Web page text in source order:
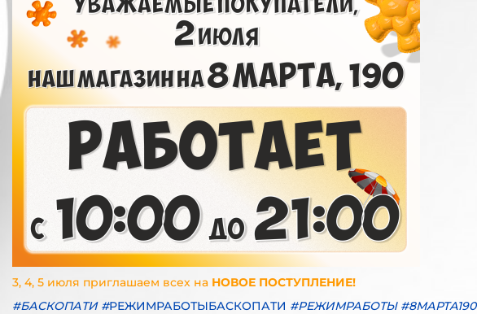
3, 4, 5 июля приглашаем всех на НОВОЕ ПОСТУПЛЕНИЕ!
#БАСКОПАТИ #РЕЖИМРАБОТЫБАСКОПАТИ #РЕЖИМРАБОТЫ #8МАРТА190